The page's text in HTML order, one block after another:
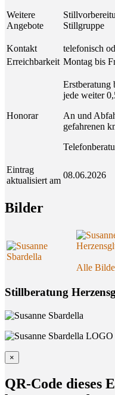
Weitere
Angebote
Stillgruppe
Kontakt
telefonisch
Erreichbarkeit Montag bis
Honorar
Erstberatung
jede weiter
An und
gefahrenen
Eintrag
aktualisiert am
08.06.2026
Bil­der
Alle
Stillberatung
×
QR-Code die­ses